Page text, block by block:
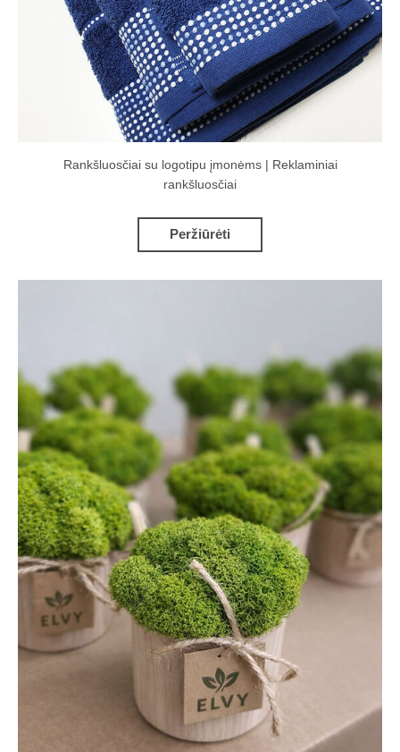
Rankšluosčiai su logotipu įmonėms | Reklaminiai
rankšluosčiai
Peržiūrėti